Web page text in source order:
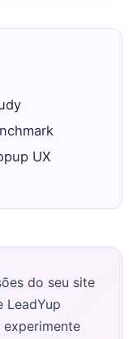
UX
do seu site
LeadYup